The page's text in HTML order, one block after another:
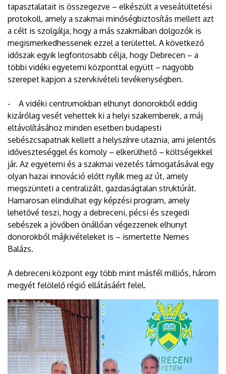
tapasztalatait is összegezve – elkészült a veseátültetési
protokoll, amely a szakmai minőségbiztosítás mellett azt
a célt is szolgálja, hogy a más szakmában dolgozók is
megismerkedhessenek ezzel a területtel. A következő
időszak egyik legfontosabb célja, hogy Debrecen – a
többi vidéki egyetemi központtal együtt – nagyobb
szerepet kapjon a szervkivételi tevékenységben.
- A vidéki centrumokban elhunyt donorokból eddig
kizárólag vesét vehettek ki a helyi szakemberek, a máj
eltávolításához minden esetben budapesti
sebészcsapatnak kellett a helyszínre utaznia, ami jelentős
időveszteséggel és komoly – elkerülhető – költségekkel
jár. Az egyetemi és a szakmai vezetés támogatásával egy
olyan hazai innováció előtt nyílik meg az út, amely
megszünteti a centralizált, gazdaságtalan struktúrát.
Hamarosan elindulhat egy képzési program, amely
lehetővé teszi, hogy a debreceni, pécsi és szegedi
sebészek a jövőben önállóan végezzenek elhunyt
donorokból májkivételeket is – ismertette Nemes
Balázs.
A debreceni központ egy több mint másfél milliós, három
megyét felölelő régió ellátásáért felel.